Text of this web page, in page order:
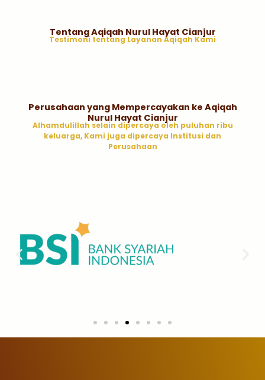
Tentang Aqiqah Nurul Hayat Cianjur
Testimoni tentang Layanan Aqiqah Kami
Perusahaan yang Mempercayakan ke Aqiqah
Nurul Hayat Cianjur
Alhamdulillah selain dipercaya oleh puluhan ribu
keluarga, Kami juga dipercaya Institusi dan
Perusahaan